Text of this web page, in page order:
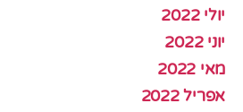
יולי 2022
יוני 2022
מאי 2022
אפריל 2022